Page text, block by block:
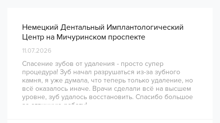
Немецкий Дентальный Имплантологический
Центр на Мичуринском проспекте
11.07.2026
Спасение зубов от удаления - просто супер
процедура! Зуб начал разрушаться из-за зубного
камня, я уже думала, что теперь только удаление, но
всё оказалось иначе. Врачи сделали всё на высшем
уровне, зуб удалось восстановить. Спасибо большое
за отличную работу!